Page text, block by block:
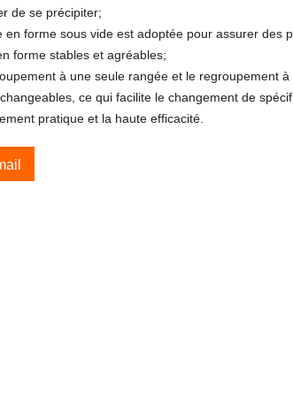
de se précipiter;
en forme sous vide est adoptée pour assurer des
forme stables et agréables;
à une seule rangée et le regroupement
ce qui facilite le changement de
pratique et la haute efficacité.